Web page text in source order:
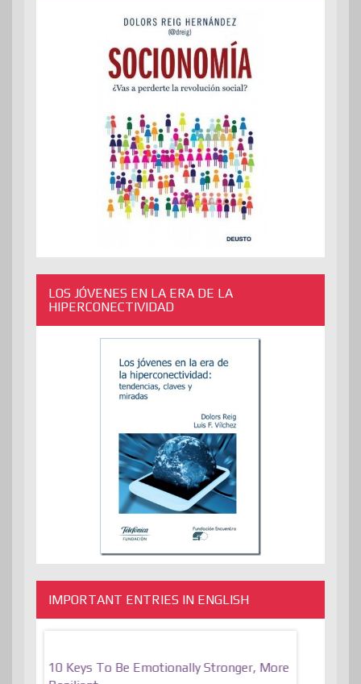
LOS JÓVENES EN LA ERA DE LA
HIPERCONECTIVIDAD
IMPORTANT ENTRIES IN ENGLISH
10 Keys To Be Emotionally Stronger, More